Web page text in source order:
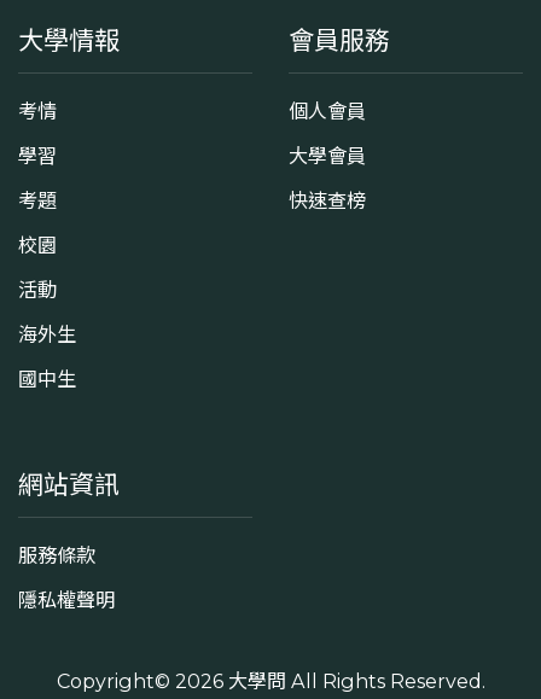
大學情報
考情
學習
考題
校園
活動
海外生
國中生
會員服務
個人會員
大學會員
快速查榜
網站資訊
服務條款
隱私權聲明
Copyright© 2026 大學問 All Rights Reserved.